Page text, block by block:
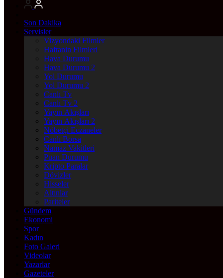
Son Dakika
Servisler
Vizyondaki Filmler
Haftanin Filmleri
Hava Durumu
Hava Durumu 2
Yol Durumu
Yol Durumu 2
Canlı Tv
Canlı Tv 2
Yayın Akışları
Yayın Akışları 2
Nöbetçi Eczaneler
Canlı Borsa
Namaz Vakitleri
Puan Durumu
Kripto Paralar
Dövizler
Hisseler
Altınlar
Pariteler
Gündem
Ekonomi
Spor
Kadın
Foto Galeri
Videolar
Yazarlar
Gazeteler